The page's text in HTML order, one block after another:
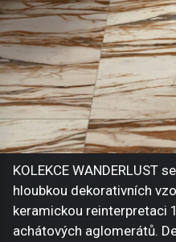
KOLEKCE WANDERLUST
hloubkou dekorativních
keramickou reinterpretaci
achátových aglomerátů.